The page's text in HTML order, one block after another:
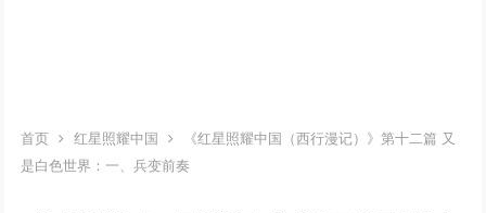
首页 红星照耀中国
《红星照耀中国（西行漫记）》第十二篇 又
是白色世界：一、兵变前奏